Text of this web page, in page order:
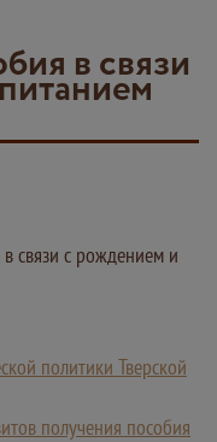
в связи
связи с рождением и
политики Тверской
получения пособия